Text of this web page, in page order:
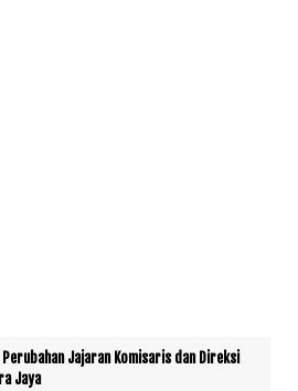
Perubahan Jajaran Komisaris dan Direksi
Jaya